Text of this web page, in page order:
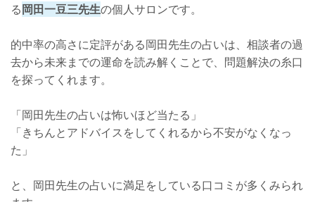
る岡田一豆三先生の個人サロンです。
的中率の高さに定評がある岡田先生の占いは、相談者の過
去から未来までの運命を読み解くことで、問題解決の糸口
を探ってくれます。
「岡田先生の占いは怖いほど当たる」
「きちんとアドバイスをしてくれるから不安がなくなっ
た」
と、岡田先生の占いに満足をしている口コミが多くみられ